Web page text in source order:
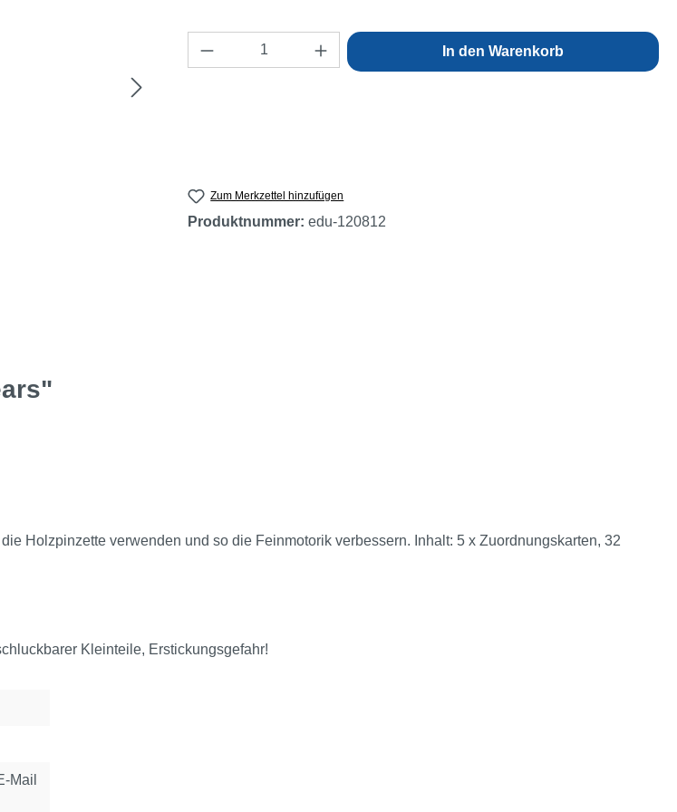
Produkt Anzahl: Gib den gewünschten Wert ein
In den Warenkorb
Zum Merkzettel hinzufügen
Produktnummer: edu-120812
Holzpinzette verwenden und so die Feinmotorik verbessern. Inhalt: 5 x Zuordnungskarten, 32
Kleinteile, Erstickungsgefahr!
Mail